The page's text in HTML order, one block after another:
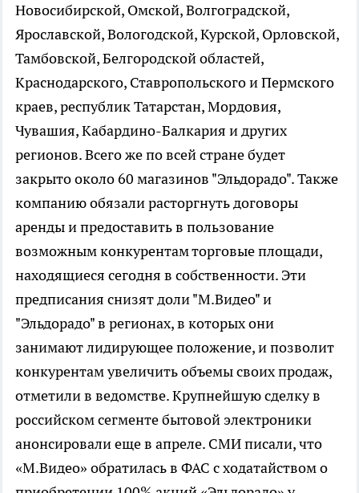
Новосибирской, Омской, Волгоградской,
Ярославской, Вологодской, Курской, Орловской,
Тамбовской, Белгородской областей,
Краснодарского, Ставропольского и Пермского
краев, республик Татарстан, Мордовия,
Чувашия, Кабардино-Балкария и других
регионов. Всего же по всей стране будет
закрыто около 60 магазинов "Эльдорадо". Также
компанию обязали расторгнуть договоры
аренды и предоставить в пользование
возможным конкурентам торговые площади,
находящиеся сегодня в собственности. Эти
предписания снизят доли "М.Видео" и
"Эльдорадо" в регионах, в которых они
занимают лидирующее положение, и позволит
конкурентам увеличить объемы своих продаж,
отметили в ведомстве. Крупнейшую сделку в
российском сегменте бытовой электроники
анонсировали еще в апреле. СМИ писали, что
«М.Видео» обратилась в ФАС с ходатайством о